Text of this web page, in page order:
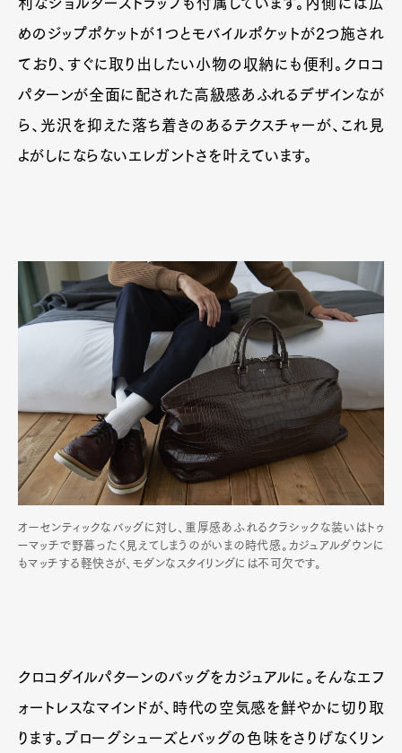
Official Columnist
About
Contact
利なショルダーストラップも付属しています。内側には広
めのジップポケットが1つとモバイルポケットが2つ施され
ており、すぐに取り出したい小物の収納にも便利。クロコ
パターンが全面に配された高級感あふれるデザインなが
ら、光沢を抑えた落ち着きのあるテクスチャーが、これ見
よがしにならないエレガントさを叶えています。
オーセンティックなバッグに対し、重厚感あふれるクラシックな装いはトゥ
ーマッチで野暮ったく見えてしまうのがいまの時代感。カジュアルダウンに
もマッチする軽快さが、モダンなスタイリングには不可欠です。
クロコダイルパターンのバッグをカジュアルに。そんなエフ
ォートレスなマインドが、時代の空気感を鮮やかに切り取
ります。ブローグシューズとバッグの色味をさりげなくリン